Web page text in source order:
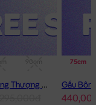
1m
Mèo Bông Hoàng Thượng Cosplay Panda
75cm